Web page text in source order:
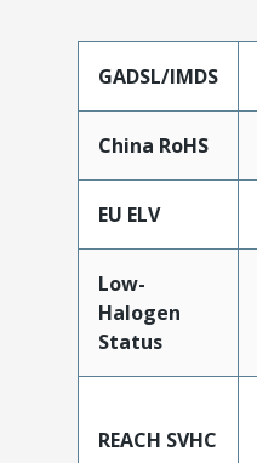
GADSL/IMDS
China RoHS
EU ELV
Low-
Halogen
Status
REACH SVHC